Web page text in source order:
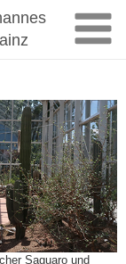
Saguaro und